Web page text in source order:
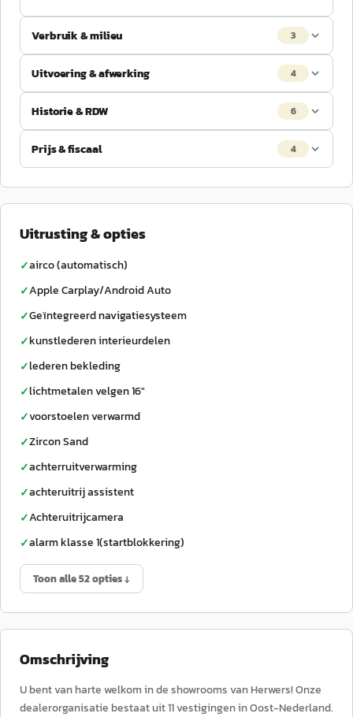
Verbruik & milieu 3
Uitvoering & afwerking 4
Historie & RDW 6
Prijs & fiscaal 4
Uitrusting & opties
✓airco (automatisch)
✓Apple Carplay/Android Auto
✓Geïntegreerd navigatiesysteem
✓kunstlederen interieurdelen
✓lederen bekleding
✓lichtmetalen velgen 16"
✓voorstoelen verwarmd
✓Zircon Sand
✓achterruitverwarming
✓achteruitrij assistent
✓Achteruitrijcamera
✓alarm klasse 1(startblokkering)
Toon alle 52 opties ↓
Omschrijving
U bent van harte welkom in de showrooms van Herwers! Onze
dealerorganisatie bestaat uit 11 vestigingen in Oost-Nederland.